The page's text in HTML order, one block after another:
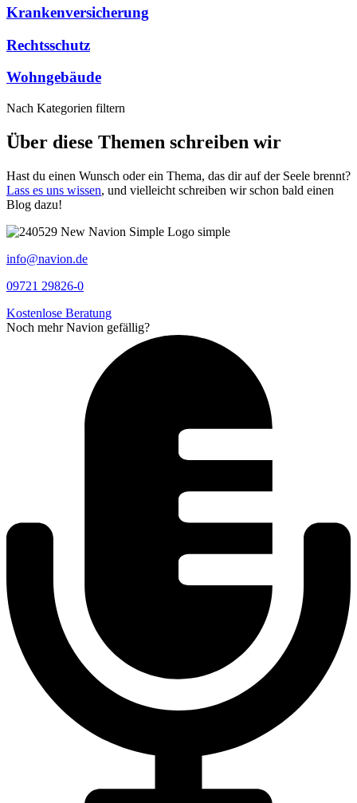
Krankenversicherung
Rechtsschutz
Wohngebäude
Nach Kategorien filtern
Über diese Themen schreiben wir
Hast du einen Wunsch oder ein Thema, das dir auf der Seele brennt?
Lass es uns wissen, und vielleicht schreiben wir schon bald einen
Blog dazu!
info@navion.de
09721 29826-0
Kostenlose Beratung
Noch mehr Navion gefällig?